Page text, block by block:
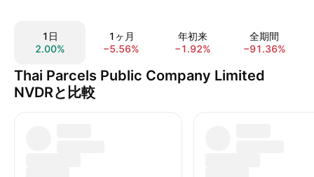
1日
2.00%
1ヶ月
−5.56%
年初来
−1.92%
全期間
−91.36%
Thai Parcels Public Company Limited
NVDRと比較